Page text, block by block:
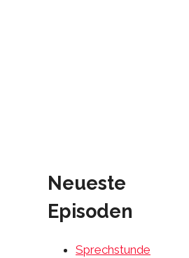
Neueste
Episoden
Sprechstunde